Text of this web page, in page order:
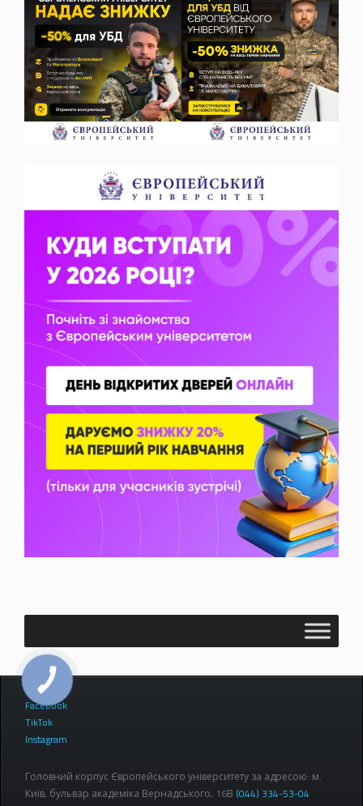
Facebook
TikTok
Instagram
Головний корпус Європейського університету за адресою: м.
Київ, бульвар академіка Вернадського, 16В (044) 334-53-04